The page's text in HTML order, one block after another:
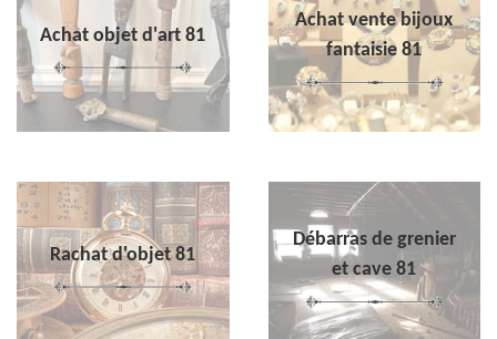
Achat objet d'art 81
Achat vente bijoux
fantaisie 81
Rachat d'objet 81
Débarras de grenier
et cave 81